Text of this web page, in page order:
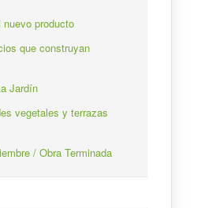
nuevo producto
que construyan
Jardín
vegetales y terrazas
/ Obra Terminada